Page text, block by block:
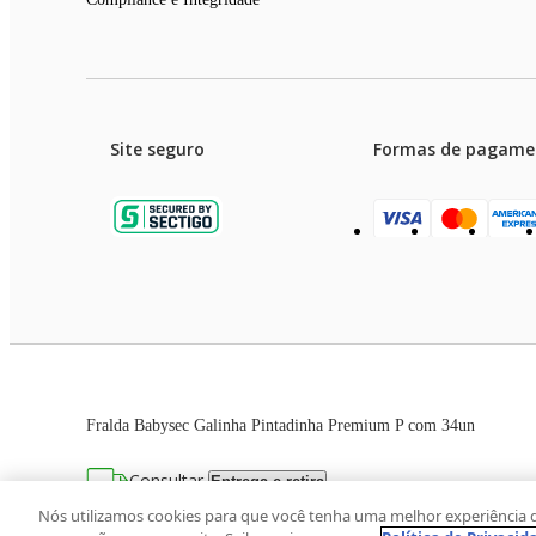
Fralda Babysec Galinha Pintadinha Premium P com 34un
Consultar Entrega e retira
Site seguro Formas de
Preços e condições de
As imagens dos produtos são meramente
Avenida Zaki Narchi, nº 1650, sobreloja,
Nós utilizamos cookies para que você tenha uma melhor experiência